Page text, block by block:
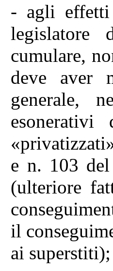
- agli
cumulare,
deve aver
generale,
e n. 103
(ulteriore
il
ai superstiti);